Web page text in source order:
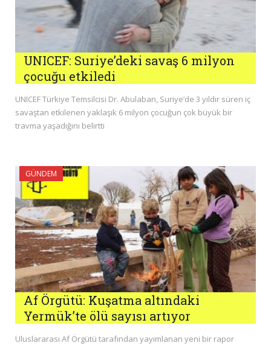
UNICEF: Suriye’deki savaş 6 milyon
çocuğu etkiledi
UNICEF Türkiye Temsilcisi Dr. Abulaban, Suriye’de 3 yıldır süren iç
savaştan etkilenen yaklaşık 6 milyon çocuğun çok büyük bir
travma yaşadığını belirtti
GÜNDEM
Af Örgütü: Kuşatma altındaki
Yermük’te ölü sayısı artıyor
Uluslararası Af Örgütü tarafından yayımlanan yeni bir rapor